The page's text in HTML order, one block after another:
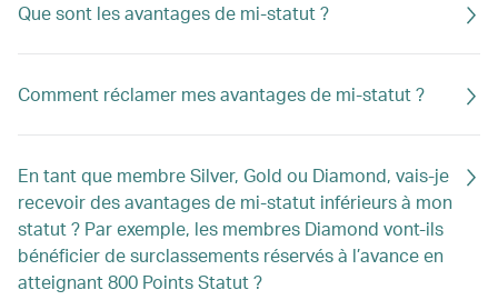
Que sont les avantages de mi-statut ?
Comment réclamer mes avantages de mi-statut ?
En tant que membre Silver, Gold ou Diamond, vais-je
recevoir des avantages de mi-statut inférieurs à mon
statut ? Par exemple, les membres Diamond vont-ils
bénéficier de surclassements réservés à l’avance en
atteignant 800 Points Statut ?